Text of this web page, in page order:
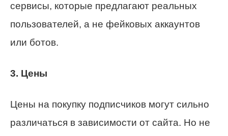
сервисы, которые предлагают реальных
пользователей, а не фейковых аккаунтов
или ботов.
3. Цены
Цены на покупку подписчиков могут сильно
различаться в зависимости от сайта. Но не